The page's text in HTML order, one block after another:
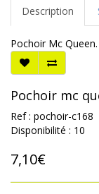
Description
Pochoir Mc
Pochoir mc
Ref : pochoir-c168
Disponibilité : 10
7,10€